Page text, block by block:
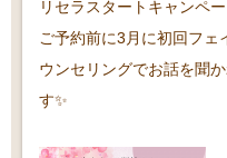
リセラスタートキャンペ
ご予約前に3月に初回フェ
ウンセリングでお話を聞
す✨